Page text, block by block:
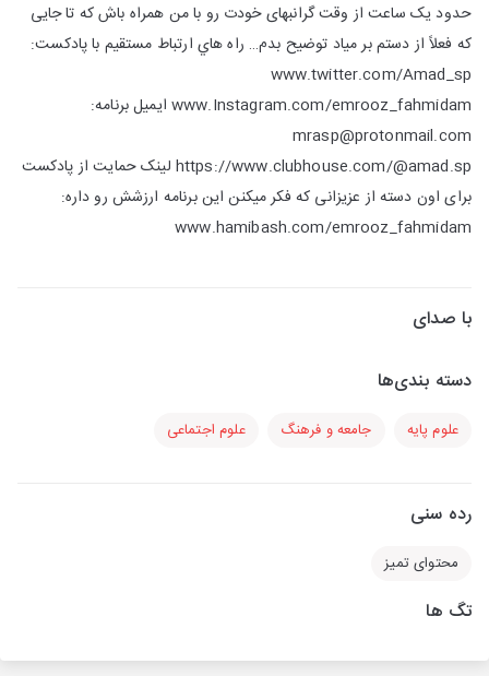
حدود یک ساعت از وقت گرانبهای خودت رو با من همراه باش که تا جایی
که فعلاً از دستم بر میاد توضیح بدم… راه هاي ارتباط مستقيم با پادكست:
www.twitter.com/Amad_sp
www.Instagram.com/emrooz_fahmidam ایمیل برنامه:
mrasp@protonmail.com
https://www.clubhouse.com/@amad.sp لینک حمایت از پادکست
برای اون دسته از عزیزانی که فکر میکنن این برنامه ارزشش رو داره:
www.hamibash.com/emrooz_fahmidam
با صدای
دسته بندی‌ها
علوم پایه جامعه و فرهنگ علوم اجتماعی
رده سنی
محتوای تمیز
تگ ها